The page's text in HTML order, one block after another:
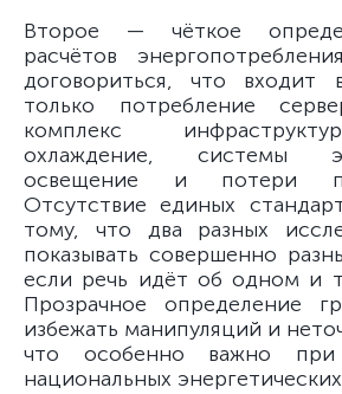
Второе — чёткое
расчётов
договориться, что входит
только потребление
комплекс
охлаждение, системы
освещение и потери
Отсутствие единых
тому, что два разных
показывать совершенно
если речь идёт об одном и
Прозрачное определение
избежать манипуляций и
что особенно важно при
национальных